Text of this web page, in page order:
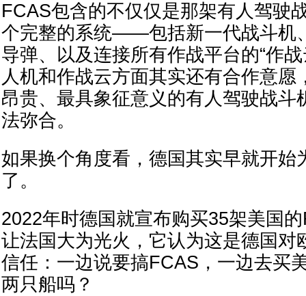
FCAS包含的不仅仅是那架有人驾驶
个完整的系统——包括新一代战斗机
导弹、以及连接所有作战平台的“作
人机和作战云方面其实还有合作意愿
昂贵、最具象征意义的有人驾驶战斗
法弥合。
如果换个角度看，德国其实早就开始
了。
2022年时德国就宣布购买35架美国
让法国大为光火，它认为这是德国对
信任：一边说要搞FCAS，一边去买
两只船吗？